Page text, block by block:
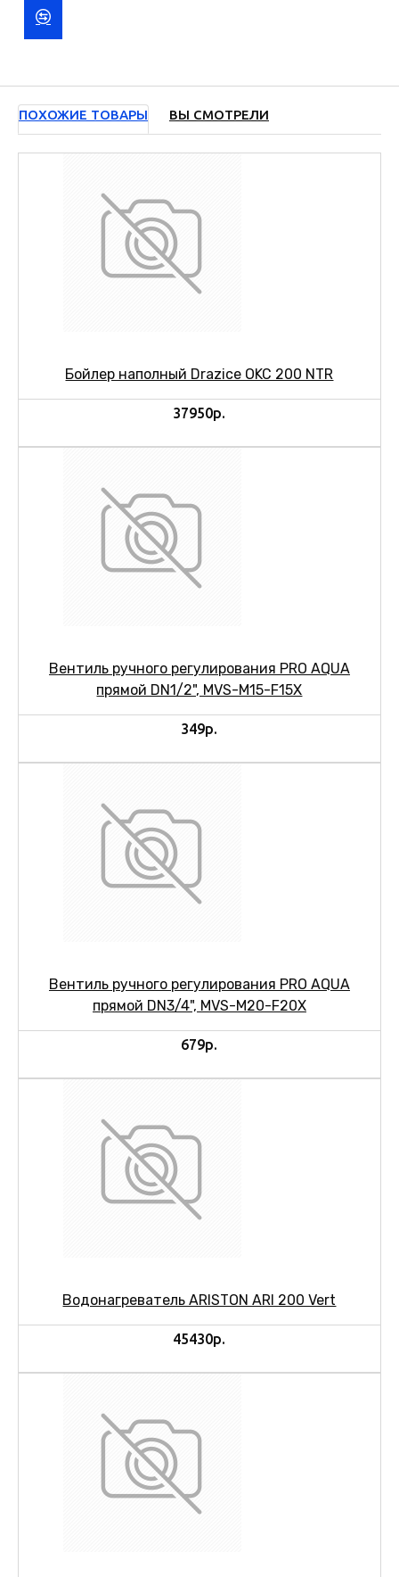
ПОХОЖИЕ ТОВАРЫ ВЫ СМОТРЕЛИ
Бойлер наполный Drazice OKC 200 NTR
37950р.
Вентиль ручного регулирования PRO AQUA
прямой DN1/2", MVS-M15-F15X
349р.
Вентиль ручного регулирования PRO AQUA
прямой DN3/4", MVS-M20-F20X
679р.
Водонагреватель ARISTON ARI 200 Vert
45430р.